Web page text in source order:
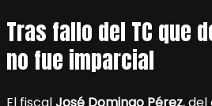
Tras fallo del TC que
no fue imparcial